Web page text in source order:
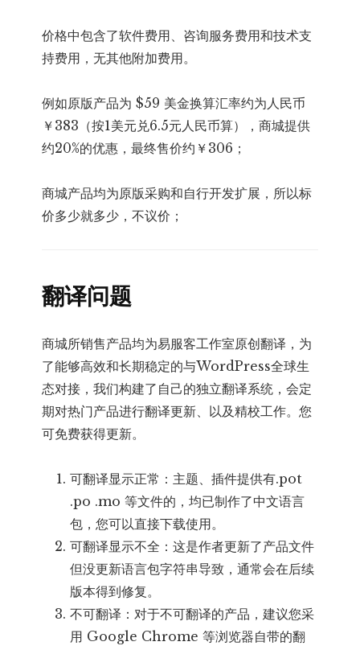
价格中包含了软件费用、咨询服务费用和技术支
持费用，无其他附加费用。
例如原版产品为 $59 美金换算汇率约为人民币
￥383（按1美元兑6.5元人民币算），商城提供
约20%的优惠，最终售价约￥306；
商城产品均为原版采购和自行开发扩展，所以标
价多少就多少，不议价；
翻译问题
商城所销售产品均为易服客工作室原创翻译，为
了能够高效和长期稳定的与WordPress全球生
态对接，我们构建了自己的独立翻译系统，会定
期对热门产品进行翻译更新、以及精校工作。您
可免费获得更新。
可翻译显示正常：主题、插件提供有.pot
.po .mo 等文件的，均已制作了中文语言
包，您可以直接下载使用。
可翻译显示不全：这是作者更新了产品文件
但没更新语言包字符串导致，通常会在后续
版本得到修复。
不可翻译：对于不可翻译的产品，建议您采
用 Google Chrome 等浏览器自带的翻